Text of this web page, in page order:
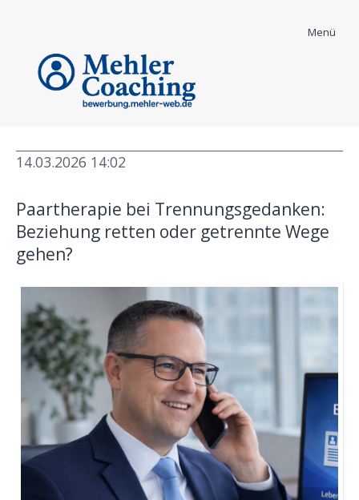
Menü
Informationen - News und mehr
High Ticket Coaching
Karrierecoaching
Security & Coaching
Gewalt in Arztpraxen
Impressum
Datenschutzerklärung
Kontakt
14.03.2026 14:02
Paartherapie bei Trennungsgedanken:
Beziehung retten oder getrennte Wege
gehen?